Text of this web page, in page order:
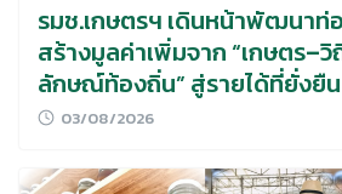
รมช.เกษตรฯ เดินหน้าพัฒนาท่
สร้างมูลค่าเพิ่มจาก “เกษตร–
ลักษณ์ท้องถิ่น” สู่รายได้ที่ยั่งยืน
03/08/2026